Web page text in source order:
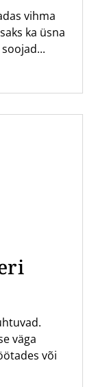
vihma
ka üsna
väga
või